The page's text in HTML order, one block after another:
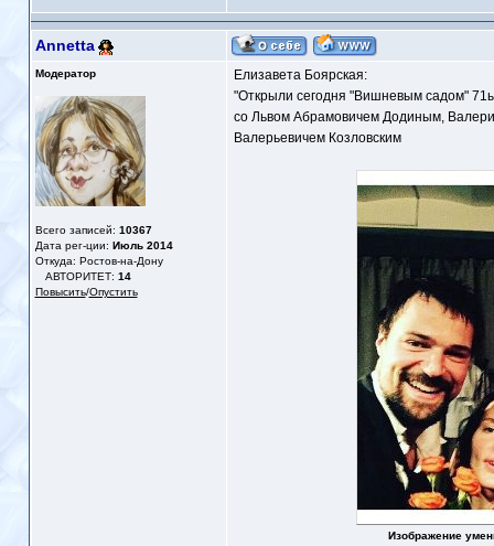
Annetta
Модератор
Всего записей: 10367
Дата рег-ции: Июль 2014
Откуда: Ростов-на-Дону
АВТОРИТЕТ: 14
Повысить/Опустить
Елизавета Боярская:
"Открыли сегодня "Вишневым садом"
со Львом Абрамовичем Додиным,
Валерьевичем Козловским
Изображение